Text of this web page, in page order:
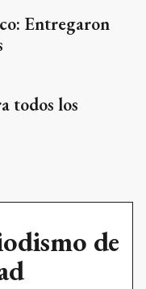
Entregaron
todos los
de